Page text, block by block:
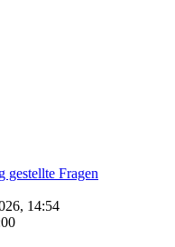
gestellte Fragen
14:54